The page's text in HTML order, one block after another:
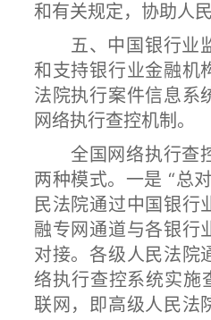
和有关规定，协助人
五、中国银行业
和支持银行业金融机
法院执行案件信息系
网络执行查控机制。
全国网络执行查
两种模式。一是 “总
民法院通过中国银行
融专网通道与各银行
对接。各级人民法院
络执行查控系统实施
联网，即高级人民法